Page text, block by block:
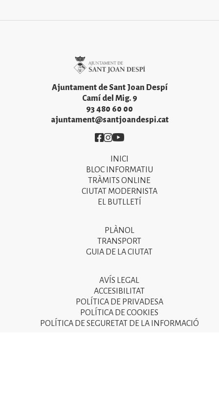
Ajuntament de Sant Joan Despí
Camí del Mig. 9
93 480 60 00
ajuntament@santjoandespi.cat
Imatge
Imatge
Imatge
INICI
BLOC INFORMATIU
TRÀMITS ONLINE
CIUTAT MODERNISTA
EL BUTLLETÍ
PLÀNOL
TRANSPORT
GUIA DE LA CIUTAT
AVÍS LEGAL
ACCESIBILITAT
POLÍTICA DE PRIVADESA
POLÍTICA DE COOKIES
POLÍTICA DE SEGURETAT DE LA INFORMACIÓ